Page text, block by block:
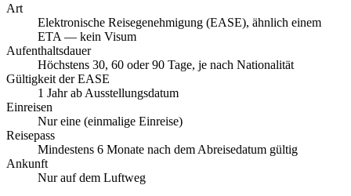
Art
Elektronische Reisegenehmigung (EASE), ähnlich einem
ETA — kein Visum
Aufenthaltsdauer
Höchstens 30, 60 oder 90 Tage, je nach Nationalität
Gültigkeit der EASE
1 Jahr ab Ausstellungsdatum
Einreisen
Nur eine (einmalige Einreise)
Reisepass
Mindestens 6 Monate nach dem Abreisedatum gültig
Ankunft
Nur auf dem Luftweg